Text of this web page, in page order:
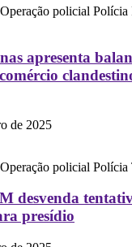
Operação policial Polícia
apresenta
de 2025
Operação policial Polícia
desvenda
presídio